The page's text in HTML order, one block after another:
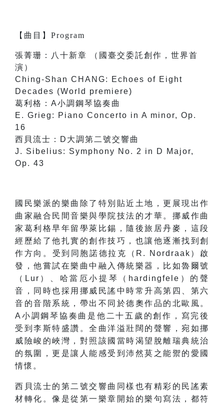
【 曲目 】 Program
張菁珊：八十新章 （國臺交委託創作，世界首
演）
Ching-Shan CHANG: Echoes of Eight
Decades (World premiere)
葛利格：A小調鋼琴協奏曲
E. Grieg: Piano Concerto in A minor, Op.
16
西貝流士：D大調第二號交響曲
J. Sibelius: Symphony No. 2 in D Major,
Op. 43
國民樂派的樂曲除了特別貼近土地，更展現出作
曲家融合民間音樂與學院技法的才華。挪威作曲
家葛利格早年留學萊比錫，隨後旅居丹麥，這段
經歷給了他扎實的創作技巧，也讓他逐漸找到創
作方向。受到同胞諾德拉克（R. Nordraak）啟
發，他嘗試在樂曲中融入傳統樂器，比如魯爾號
（Lur）、哈當厄小提琴（hardingfele）的聲
音，同時也採用挪威民謠中時常升高第四、第六
音的音階系統，帶出不同於德奧作品的北歐風。
A小調鋼琴協奏曲是他二十五歲的創作，寫完後
受到李斯特盛讚。全曲洋溢壯闊的聲響，宛如挪
威險峻的峽灣，對照該國當時渴望脫離瑞典統治
的氛圍，更是讓人能感受到沛然莫之能禦的愛國
情懷。
西貝流士的第二號交響曲同樣也有精彩的民謠素
材轉化。像是從第一樂章開始的樂句寫法，都符